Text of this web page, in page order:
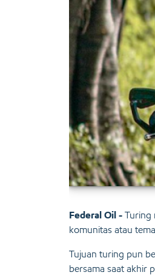
Federal Oil - Turing
komunitas atau
Tujuan turing pun
bersama saat akhir